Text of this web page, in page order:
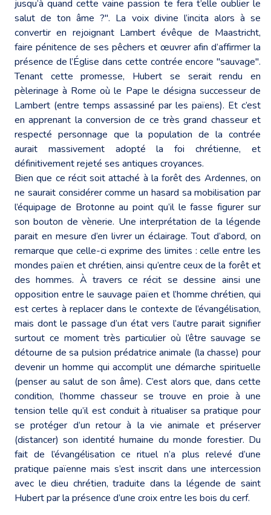
jusqu’à quand cette vaine passion te fera t’elle oublier le
salut de ton âme ?". La voix divine l’incita alors à se
convertir en rejoignant Lambert évêque de Maastricht,
faire pénitence de ses pêchers et œuvrer afin d’affirmer la
présence de l’Église dans cette contrée encore "sauvage".
Tenant cette promesse, Hubert se serait rendu en
pèlerinage à Rome où le Pape le désigna successeur de
Lambert (entre temps assassiné par les païens). Et c’est
en apprenant la conversion de ce très grand chasseur et
respecté personnage que la population de la contrée
aurait massivement adopté la foi chrétienne, et
définitivement rejeté ses antiques croyances.
Bien que ce récit soit attaché à la forêt des Ardennes, on
ne saurait considérer comme un hasard sa mobilisation par
l’équipage de Brotonne au point qu’il le fasse figurer sur
son bouton de vènerie. Une interprétation de la légende
parait en mesure d’en livrer un éclairage. Tout d’abord, on
remarque que celle-ci exprime des limites : celle entre les
mondes païen et chrétien, ainsi qu’entre ceux de la forêt et
des hommes. À travers ce récit se dessine ainsi une
opposition entre le sauvage païen et l’homme chrétien, qui
est certes à replacer dans le contexte de l’évangélisation,
mais dont le passage d’un état vers l’autre parait signifier
surtout ce moment très particulier où l’être sauvage se
détourne de sa pulsion prédatrice animale (la chasse) pour
devenir un homme qui accomplit une démarche spirituelle
(penser au salut de son âme). C’est alors que, dans cette
condition, l’homme chasseur se trouve en proie à une
tension telle qu’il est conduit à ritualiser sa pratique pour
se protéger d’un retour à la vie animale et préserver
(distancer) son identité humaine du monde forestier. Du
fait de l’évangélisation ce rituel n’a plus relevé d’une
pratique païenne mais s’est inscrit dans une intercession
avec le dieu chrétien, traduite dans la légende de saint
Hubert par la présence d’une croix entre les bois du cerf.